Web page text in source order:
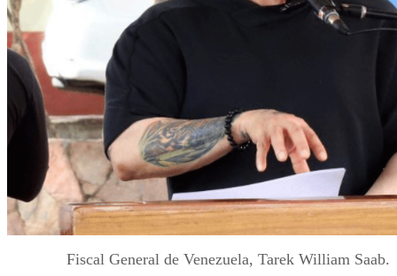
Fiscal General de Venezuela, Tarek William Saab.